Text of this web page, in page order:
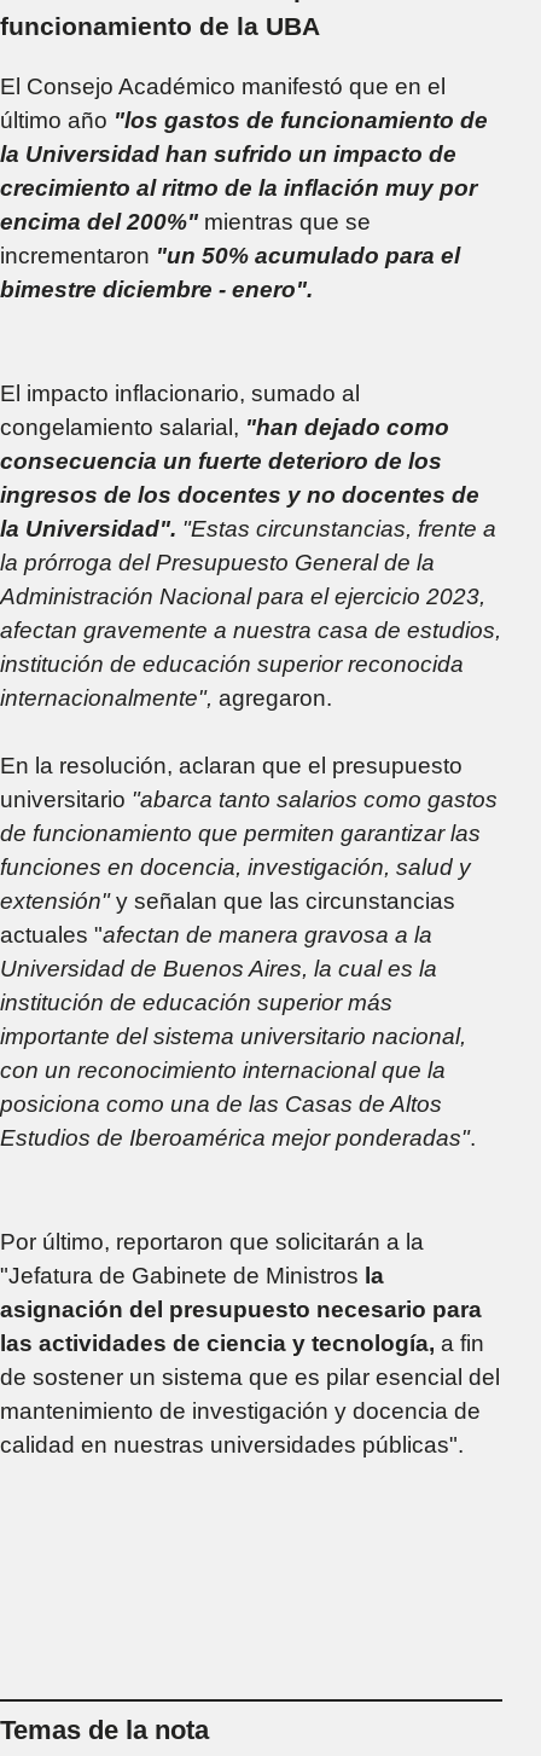
funcionamiento de la UBA
El Consejo Académico manifestó que en el
último año "los gastos de funcionamiento de
la Universidad han sufrido un impacto de
crecimiento al ritmo de la inflación muy por
encima del 200%" mientras que se
incrementaron "un 50% acumulado para el
bimestre diciembre - enero".
El impacto inflacionario, sumado al
congelamiento salarial, "han dejado como
consecuencia un fuerte deterioro de los
ingresos de los docentes y no docentes de
la Universidad". "Estas circunstancias, frente a
la prórroga del Presupuesto General de la
Administración Nacional para el ejercicio 2023,
afectan gravemente a nuestra casa de estudios,
institución de educación superior reconocida
internacionalmente", agregaron.
En la resolución, aclaran que el presupuesto
universitario "abarca tanto salarios como gastos
de funcionamiento que permiten garantizar las
funciones en docencia, investigación, salud y
extensión"y señalan que las circunstancias
actuales "afectan de manera gravosa a la
Universidad de Buenos Aires, la cual es la
institución de educación superior más
importante del sistema universitario nacional,
con un reconocimiento internacional que la
posiciona como una de las Casas de Altos
Estudios de Iberoamérica mejor ponderadas".
Por último, reportaron que solicitarán a la
"Jefatura de Gabinete de Ministros la
asignación del presupuesto necesario para
las actividades de ciencia y tecnología, a fin
de sostener un sistema que es pilar esencial del
mantenimiento de investigación y docencia de
calidad en nuestras universidades públicas".
Temas de la nota